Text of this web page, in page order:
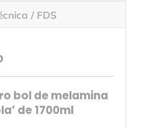
/ FDS
bol de melamina
de 1700ml